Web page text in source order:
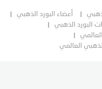
أعضاء البورد الذهبي
البورد الذهبي
العالمي